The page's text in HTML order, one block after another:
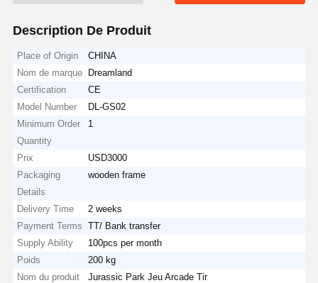
Description De Produit
Place of Origin
CHINA
Nom de marque
Dreamland
Certification
CE
Model Number
DL-GS02
Minimum Order
Quantity
1
Prix
USD3000
Packaging
Details
wooden frame
Delivery Time
2 weeks
Payment Terms
TT/ Bank transfer
Supply Ability
100pcs per month
Poids
200 kg
Nom du produit
Jurassic Park Jeu Arcade Tir